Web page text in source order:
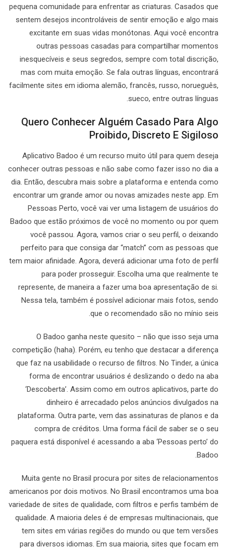
pequena comunidade para enfrentar as criaturas. Casados que
sentem desejos incontroláveis de sentir emoção e algo mais
excitante em suas vidas monótonas. Aqui você encontra
outras pessoas casadas para compartilhar momentos
inesquecíveis e seus segredos, sempre com total discrição,
mas com muita emoção. Se fala outras línguas, encontrará
facilmente sites em idioma alemão, francês, russo, norueguês,
sueco, entre outras línguas.
Quero Conhecer Alguém Casado Para Algo
Proibido, Discreto E Sigiloso
Aplicativo Badoo é um recurso muito útil para quem deseja
conhecer outras pessoas e não sabe como fazer isso no dia a
dia. Então, descubra mais sobre a plataforma e entenda como
encontrar um grande amor ou novas amizades neste app. Em
Pessoas Perto, você vai ver uma listagem de usuários do
Badoo que estão próximos de você no momento ou por quem
você passou. Agora, vamos criar o seu perfil, o deixando
perfeito para que consiga dar “match” com as pessoas que
tem maior afinidade. Agora, deverá adicionar uma foto de perfil
para poder prosseguir. Escolha uma que realmente te
represente, de maneira a fazer uma boa apresentação de si.
Nessa tela, também é possível adicionar mais fotos, sendo
que o recomendado são no mínio seis.
O Badoo ganha neste quesito – não que isso seja uma
competição (haha). Porém, eu tenho que destacar a diferença
que faz na usabilidade o recurso de filtros. No Tinder, a única
forma de encontrar usuários é deslizando o dedo na aba
‘Descoberta’. Assim como em outros aplicativos, parte do
dinheiro é arrecadado pelos anúncios divulgados na
plataforma. Outra parte, vem das assinaturas de planos e da
compra de créditos. Uma forma fácil de saber se o seu
paquera está disponível é acessando a aba ‘Pessoas perto’ do
Badoo.
Muita gente no Brasil procura por sites de relacionamentos
americanos por dois motivos. No Brasil encontramos uma boa
variedade de sites de qualidade, com filtros e perfis também de
qualidade. A maioria deles é de empresas multinacionais, que
tem sites em várias regiões do mundo ou que tem versões
para diversos idiomas. Em sua maioria, sites que focam em